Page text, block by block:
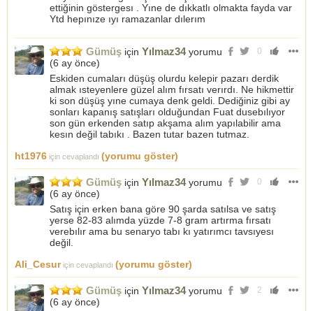
ettiğinin göstergesı . Yıne de dıkkatlı olmakta fayda var
Ytd hepınıze ıyı ramazanlar dılerım
0
Gümüş için Yılmaz34yorumu
(6 ay önce)
Eskiden cumaları düşüş olurdu kelepir pazarı derdik
almak ısteyenlere güzel alım fırsatı verırdı. Ne hikmettir
ki son düşüş yıne cumaya denk geldi. Dediğiniz gibi ay
sonları kapanış satışları olduğundan Fuat dusebılıyor
son gün erkenden satıp akşama alım yapılabilir ama
kesın değil tabıkı . Bazen tutar bazen tutmaz.
ht1976 için cevaplandı (yorumu göster)
0
Gümüş için Yılmaz34yorumu
(6 ay önce)
Satış için erken bana göre 90 şarda satılsa ve satış
yerse 82-83 alımda yüzde 7-8 gram artırma fırsatı
verebılır ama bu senaryo tabı kı yatırımcı tavsıyesı
değil.
Ali_Cesuriçin cevaplandı (yorumu göster)
2
Gümüş için Yılmaz34yorumu
(6 ay önce)